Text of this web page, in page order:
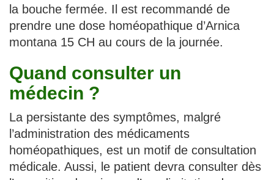
la bouche fermée. Il est recommandé de
prendre une dose homéopathique d’Arnica
montana 15 CH au cours de la journée.
Quand consulter un
médecin ?
La persistante des symptômes, malgré
l’administration des médicaments
homéopathiques, est un motif de consultation
médicale. Aussi, le patient devra consulter dès